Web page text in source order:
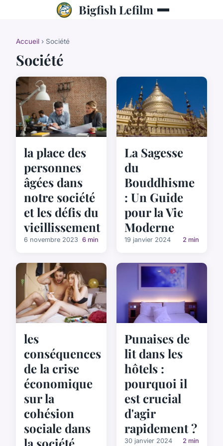
Bigfish Lefilm
Accueil › Société
Société
la place des
personnes
âgées dans
notre société
et les défis du
vieillissement
6 novembre 2023 6 min
La Sagesse
du
Bouddhisme
: Un Guide
pour la Vie
Moderne
19 janvier 2024 2 min
les
conséquences
de la crise
économique
sur la
cohésion
sociale dans
Punaises de
lit dans les
hôtels :
pourquoi il
est crucial
d'agir
rapidement ?
30 janvier 2024 2 min